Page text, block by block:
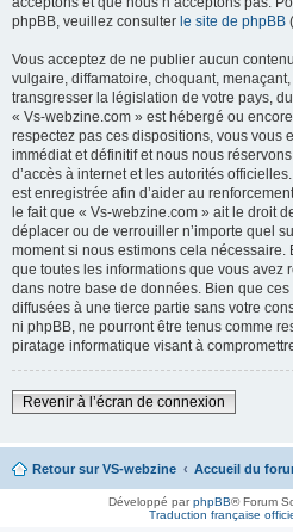
phpBB, veuillez consulter le site de phpBB
Vous acceptez de ne publier aucun
vulgaire, diffamatoire, choquant,
transgresser la législation de votre pays,
« Vs-webzine.com » est hébergé ou
respectez pas ces dispositions, vous vous
immédiat et définitif et nous nous
d’accès à internet et les autorités
est enregistrée afin d’aider au
le fait que « Vs-webzine.com » ait le droit
déplacer ou de verrouiller n’importe quel
moment si nous estimons cela nécessaire.
que toutes les informations que vous avez
dans notre base de données. Bien que
diffusées à une tierce partie sans votre
ni phpBB, ne pourront être tenus comme
piratage informatique visant à
Revenir à l’écran de connexion
Retour sur VS-webzine Accueil du
Développé parphpBB® Forum
Traduction française